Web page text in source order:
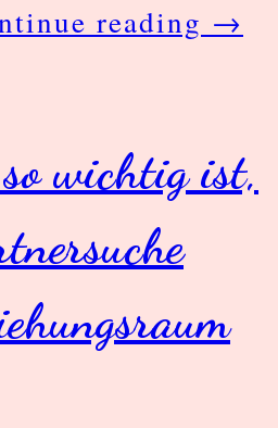
reading Was
zu
→
wichtig ist,